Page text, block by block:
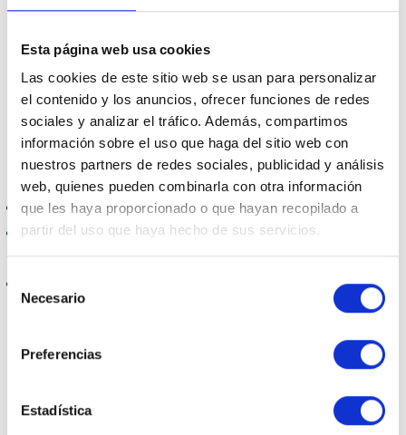
Esta página web usa cookies
Las cookies de este sitio web se usan para personalizar
el contenido y los anuncios, ofrecer funciones de redes
sociales y analizar el tráfico. Además, compartimos
información sobre el uso que haga del sitio web con
nuestros partners de redes sociales, publicidad y análisis
web, quienes pueden combinarla con otra información
que les haya proporcionado o que hayan recopilado a
partir del uso que haya hecho de sus servicios.
Selección
Necesario
Preferencias
Estadística
que hayan tenido que cesar su actividad o hayan sufrido
una reducción de ingresos de al menos un 30% debido
al COVID-19. Además, se ha reducido la cuota de
autónomos en un 25% durante seis meses.
Requisitos
Estar dado de alta como autónomo.
Que la actividad económica se haya visto afectada por la
pandemia.
Conclusión
En definitiva, son muchas las Comunidades Autónomas
que han puesto en marcha medidas de ayuda y alivio
para los autónomos. Si eres autónomo y te has visto